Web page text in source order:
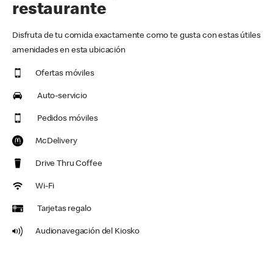
restaurante
Disfruta de tu comida exactamente como te gusta con estas útiles
amenidades en esta ubicación
Ofertas móviles
Auto-servicio
Pedidos móviles
McDelivery
Drive Thru Coffee
Wi-Fi
Tarjetas regalo
Audionavegación del Kiosko